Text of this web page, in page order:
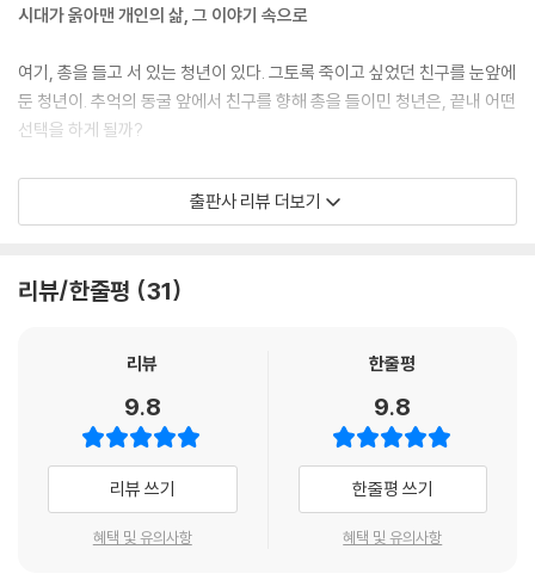
시대가 옭아맨 개인의 삶, 그 이야기 속으로
여기, 총을 들고 서 있는 청년이 있다. 그토록 죽이고 싶었던 친구를 눈앞에
둔 청년이. 추억의 동굴 앞에서 친구를 향해 총을 들이민 청년은, 끝내 어떤
선택을 하게 될까?
제주 4?3은 청소년이 반드시 알아야 할 우리 현대사의 비극이다. 그럼에
도 다른 역사적 사실에 비해 잘 알려져 있지 않은 것이 사실이다. 제주 4?3
온전히 이해하기 위해서는 역사적 배경을 알아야 할 필요가 있다. 김도식
년의 눈높이에서 아주 쉽게 보여준다. 일제 강점기에 태어난 세 친구들은
만행 등을 직접 겪게 된다. 이러한 설정은 독자로 하여금 자연스럽게 그 시
대의 흐름을 따라가며 4?3사건이 촉발되기까지의 시대적 배경을 충분히
이해할 수 있도록 돕는다. 뿐만 아니라 작가는 친일파, 서북청년단, 군인,
경찰 등 제주 4.3을 둘러싸고 이해관계가 달랐던 다양한 직군의 사람들을
주변 인물로 배치해 당시의 상황을 보다 입체적으로 묘사한다.
출판사 리뷰 더보기
리뷰/한줄평 31
리뷰
9.8
리뷰 쓰기
혜택 및 유의사항
한줄평
9.8
한줄평 쓰기
혜택 및 유의사항